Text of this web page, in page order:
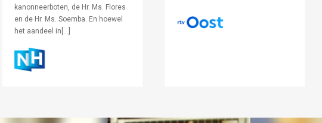
kanonneerboten, de Hr. Ms. Flores
en de Hr. Ms. Soemba. En hoewel
het aandeel in[…]